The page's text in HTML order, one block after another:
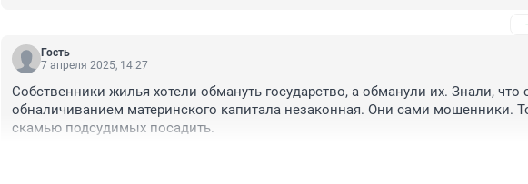
Вот тогда бы люди прежде чем купить вдруг дешёвую квартиру ( или квартиру,
полгода назад уже была продана) подумали бы.
Ведь каждый понимает, что если квартира вдруг за год меняет второго ,
собственника, то что то не так!
Но ом объясняют что вы добросовестный покупатель и с вас как с гуся вода
Гость
7 апреля 2025, 14:27
Собственники жилья хотели обмануть государство, а обманули их. Знали, что
обналичиванием материнского капитала незаконная. Они сами мошенники.
скамью подсудимых посадить.